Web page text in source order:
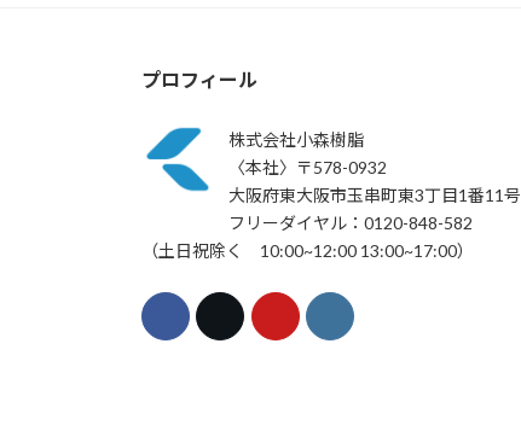
プロフィール
株式会社小森樹脂
〈本社〉〒578-0932
大阪府東大阪市玉串町東3丁目1番11号
フリーダイヤル：0120-848-582
（土日祝除く 10:00~12:00 13:00~17:00）